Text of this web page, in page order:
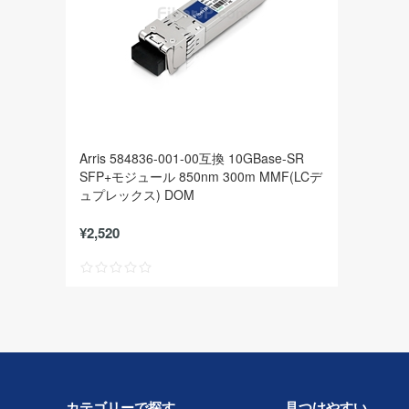
Arris 584836-001-00互換 10GBase-SR
SFP+モジュール 850nm 300m MMF(LCデ
ュプレックス) DOM
¥2,520